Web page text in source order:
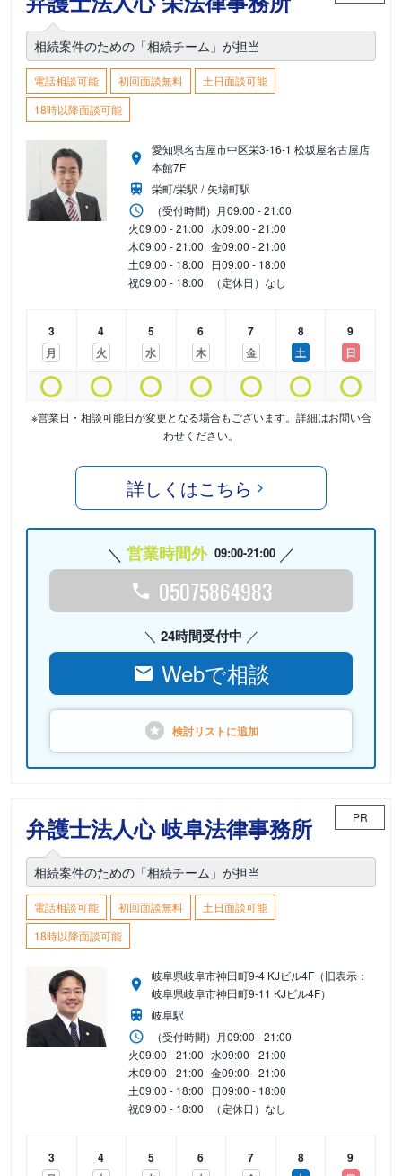
相続案件のための「相続チーム」が担当
電話相談可能 初回面談無料
土日面談可能
18時以降面談可能
愛知県名古屋市中区栄3-16-1 松坂屋名古屋店
本館7F
栄町/栄駅
矢場町駅
（受付時間） 月09:00 - 21:00
火09:00 - 21:00 水09:00 - 21:00
木09:00 - 21:00 金09:00 - 21:00
土09:00 - 18:00 日09:00 - 18:00
祝09:00 - 18:00 （定休日）なし
3
月
4
火
5
水
6
木
7
金
8
土
9
日
※営業日・相談可能日が変更となる場合もございます。詳細はお問い合
わせください。
詳しくはこちら
営業時間外 09:00-21:00
05075864983
24時間受付中
Webで相談
検討リストに追加
弁護士法人心 岐阜法律事務所 PR
相続案件のための「相続チーム」が担当
電話相談可能 初回面談無料
土日面談可能
18時以降面談可能
岐阜県岐阜市神田町9-4 KJビル4F（旧表示：
岐阜県岐阜市神田町9-11 KJビル4F）
岐阜駅
（受付時間） 月09:00 - 21:00
火09:00 - 21:00 水09:00 - 21:00
木09:00 - 21:00 金09:00 - 21:00
土09:00 - 18:00 日09:00 - 18:00
祝09:00 - 18:00 （定休日）なし
3
4
5
6
7
8
9